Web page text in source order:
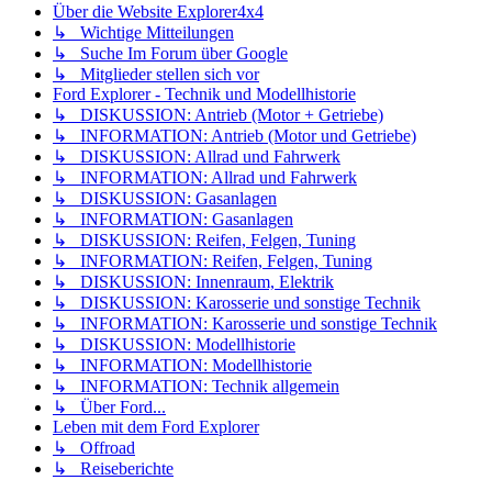
Über die Website Explorer4x4
↳ Wichtige Mitteilungen
↳ Suche Im Forum über Google
↳ Mitglieder stellen sich vor
Ford Explorer - Technik und Modellhistorie
↳ DISKUSSION: Antrieb (Motor + Getriebe)
↳ INFORMATION: Antrieb (Motor und Getriebe)
↳ DISKUSSION: Allrad und Fahrwerk
↳ INFORMATION: Allrad und Fahrwerk
↳ DISKUSSION: Gasanlagen
↳ INFORMATION: Gasanlagen
↳ DISKUSSION: Reifen, Felgen, Tuning
↳ INFORMATION: Reifen, Felgen, Tuning
↳ DISKUSSION: Innenraum, Elektrik
↳ DISKUSSION: Karosserie und sonstige Technik
↳ INFORMATION: Karosserie und sonstige Technik
↳ DISKUSSION: Modellhistorie
↳ INFORMATION: Modellhistorie
↳ INFORMATION: Technik allgemein
↳ Über Ford...
Leben mit dem Ford Explorer
↳ Offroad
↳ Reiseberichte